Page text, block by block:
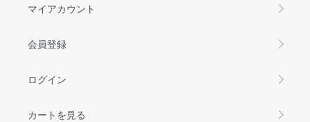
マイアカウント
会員登録
ログイン
カートを見る